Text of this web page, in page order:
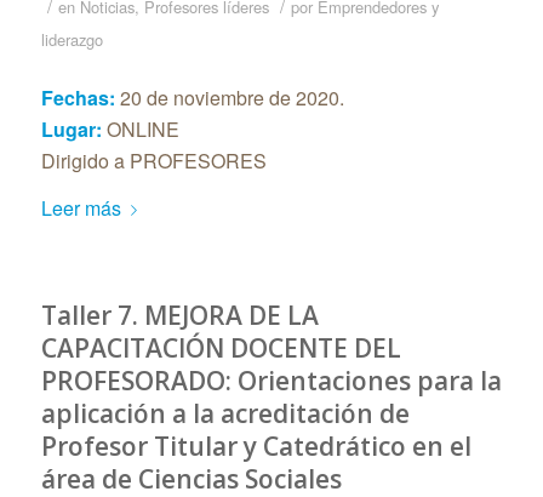
/ en Noticias, Profesores líderes / por Emprendedores y
liderazgo
Fechas: 20 de noviembre de 2020.
Lugar: ONLINE
Dirigido a PROFESORES
Leer más
Taller 7. MEJORA DE LA
CAPACITACIÓN DOCENTE DEL
PROFESORADO: Orientaciones para la
aplicación a la acreditación de
Profesor Titular y Catedrático en el
área de Ciencias Sociales